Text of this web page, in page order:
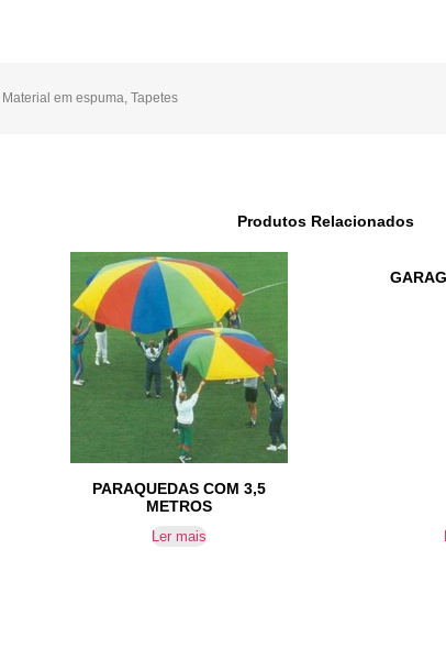
Material em espuma, Tapetes
Produtos Relacionados
PARAQUEDAS COM 3,5
METROS
Ler mais